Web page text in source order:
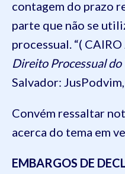
contagem do prazo
parte que não se
processual. “(
Direito Processual do
Salvador:
Convém ressaltar
acerca do tema em
EMBARGOS DE